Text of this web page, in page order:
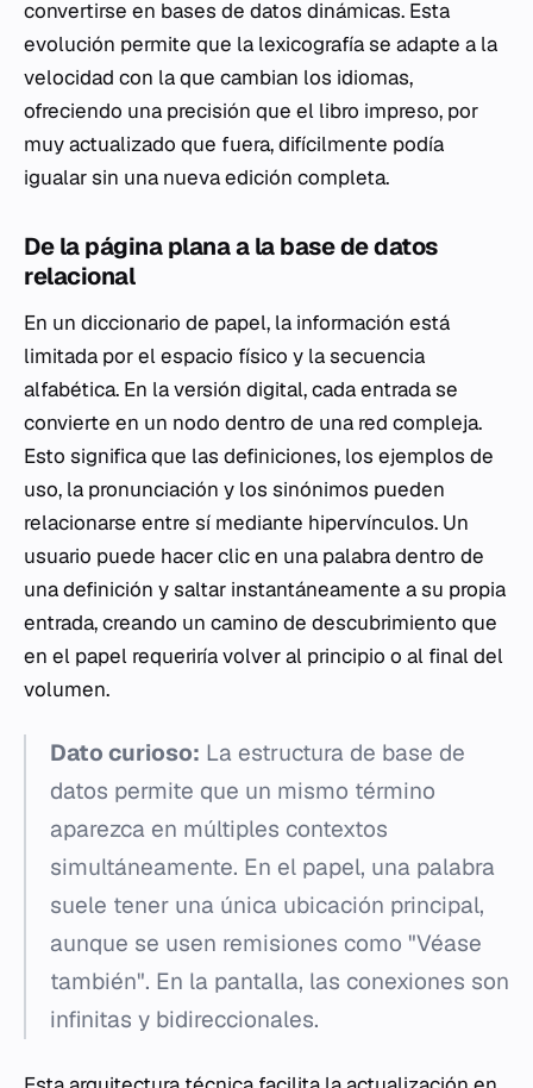
convertirse en bases de datos dinámicas. Esta
evolución permite que la lexicografía se adapte a la
velocidad con la que cambian los idiomas,
ofreciendo una precisión que el libro impreso, por
muy actualizado que fuera, difícilmente podía
igualar sin una nueva edición completa.
De la página plana a la base de datos
relacional
En un diccionario de papel, la información está
limitada por el espacio físico y la secuencia
alfabética. En la versión digital, cada entrada se
convierte en un nodo dentro de una red compleja.
Esto significa que las definiciones, los ejemplos de
uso, la pronunciación y los sinónimos pueden
relacionarse entre sí mediante hipervínculos. Un
usuario puede hacer clic en una palabra dentro de
una definición y saltar instantáneamente a su propia
entrada, creando un camino de descubrimiento que
en el papel requeriría volver al principio o al final del
volumen.
Dato curioso: La estructura de base de
datos permite que un mismo término
aparezca en múltiples contextos
simultáneamente. En el papel, una palabra
suele tener una única ubicación principal,
aunque se usen remisiones como "Véase
también". En la pantalla, las conexiones son
infinitas y bidireccionales.